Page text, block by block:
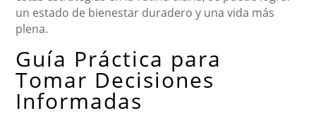
un estado de bienestar duradero y una vida más
plena.
Guía Práctica para
Tomar Decisiones
Informadas